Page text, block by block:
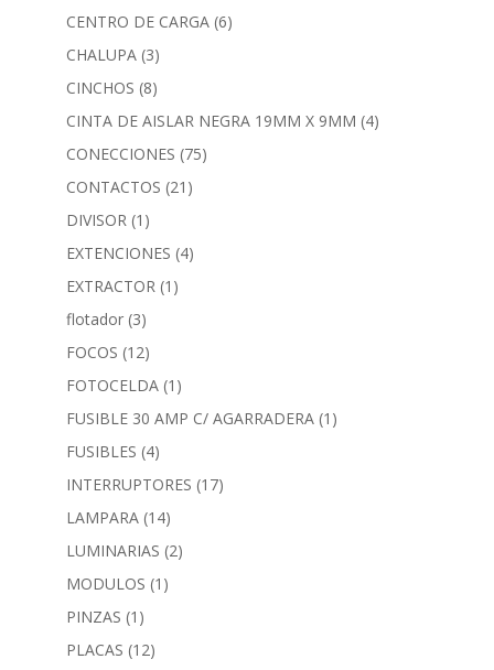
CENTRO DE CARGA (6)
CHALUPA (3)
CINCHOS (8)
CINTA DE AISLAR NEGRA 19MM X 9MM (4)
CONECCIONES (75)
CONTACTOS (21)
DIVISOR (1)
EXTENCIONES (4)
EXTRACTOR (1)
flotador (3)
FOCOS (12)
FOTOCELDA (1)
FUSIBLE 30 AMP C/ AGARRADERA (1)
FUSIBLES (4)
INTERRUPTORES (17)
LAMPARA (14)
LUMINARIAS (2)
MODULOS (1)
PINZAS (1)
PLACAS (12)